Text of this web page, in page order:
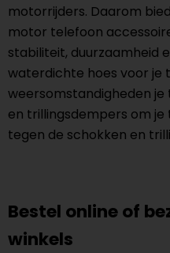
motorrijders. Daarom
motor telefoon
stabiliteit, duurzaamheid
waterdichte hoes voor je
weersomstandigheden
en trillingsdempers om
tegen de schokken en
Bestel online of
winkels